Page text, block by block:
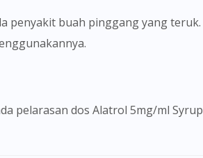
penyakit buah pinggang yang teruk.
pelarasan dos Alatrol 5mg/ml Syrup